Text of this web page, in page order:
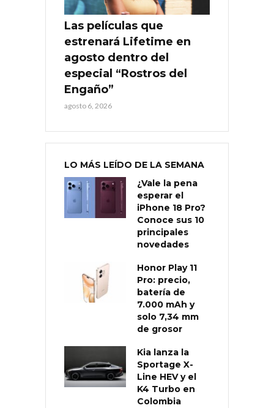
Las películas que
estrenará Lifetime en
agosto dentro del
especial “Rostros del
Engaño”
agosto 6, 2026
LO MÁS LEÍDO DE LA SEMANA
¿Vale la pena
esperar el
iPhone 18 Pro?
Conoce sus 10
principales
novedades
Honor Play 11
Pro: precio,
batería de
7.000 mAh y
solo 7,34 mm
de grosor
Kia lanza la
Sportage X-
Line HEV y el
K4 Turbo en
Colombia